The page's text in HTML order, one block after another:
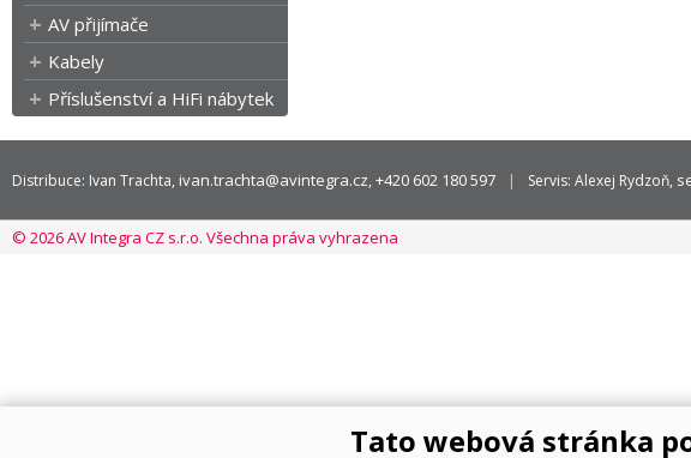
AV přijímače
Kabely
Příslušenství a HiFi nábytek
Distribuce: Ivan Trachta, ivan.trachta@avintegra.cz, +420 602 180 597 Servis: Alexej Rydzoň,
© 2026 AV Integra CZ s.r.o. Všechna práva vyhrazena
Tato webová stránka